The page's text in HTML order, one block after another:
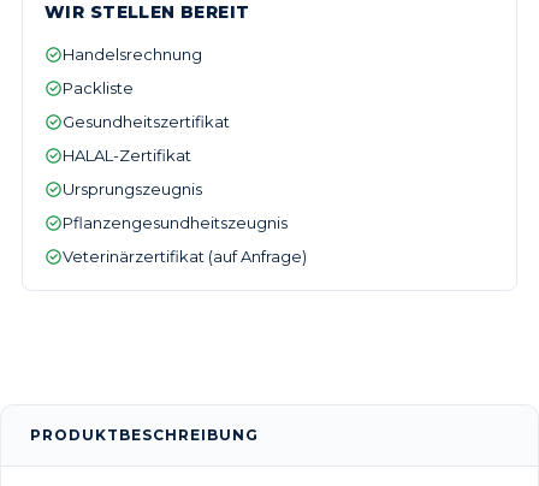
WIR STELLEN BEREIT
Handelsrechnung
Packliste
Gesundheitszertifikat
HALAL-Zertifikat
Ursprungszeugnis
Pflanzengesundheitszeugnis
Veterinärzertifikat (auf Anfrage)
PRODUKTBESCHREIBUNG